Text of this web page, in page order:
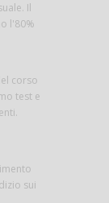
Il
l'80%
corso
test e
sui